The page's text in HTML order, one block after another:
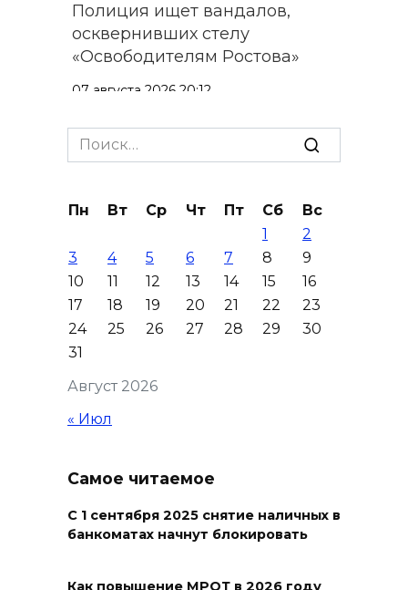
Полиция ищет вандалов,
осквернивших стелу
«Освободителям Ростова»
07 августа 2026 20:12
Госавтоинспекция по
Ростовской области призвала
из-за ухудшения погоды
и турниры: как в Ростове
отметят День физкультурника
07 августа 2026 19:19
Search
for:
Август 2026
Пн Вт Ср Чт Пт Сб
Вс
1
2
3
4 5 6 7 8
9
10
11 12 13 14 15
16
17
18 19 20 21 22
23
24
25 26 27 28 29
30
31
« Июл
Самое читаемое
С 1 сентября 2025 снятие наличных в
банкоматах начнут блокировать